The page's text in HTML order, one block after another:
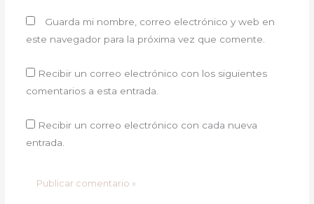
Guarda mi nombre, correo electrónico y web en
este navegador para la próxima vez que comente.
Recibir un correo electrónico con los siguientes
comentarios a esta entrada.
Recibir un correo electrónico con cada nueva
entrada.